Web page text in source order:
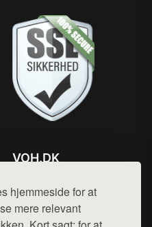
hjemmeside for at
mere relevant
VOH.DK
Mail: hej@want.dk